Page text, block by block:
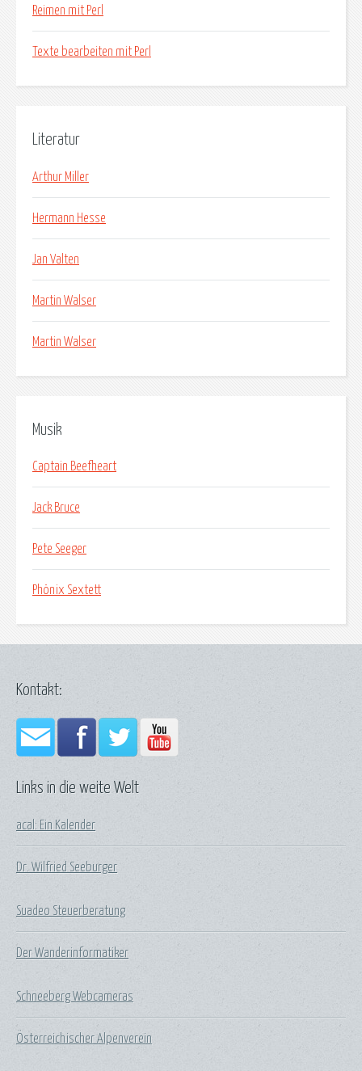
Reimen mit Perl
Texte bearbeiten mit Perl
Literatur
Arthur Miller
Hermann Hesse
Jan Valten
Martin Walser
Martin Walser
Musik
Captain Beefheart
Jack Bruce
Pete Seeger
Phönix Sextett
Links in die weite Welt
acal: Ein Kalender
Dr. Wilfried Seeburger
Suadeo Steuerberatung
Der Wanderinformatiker
Schneeberg Webcameras
Österreichischer Alpenverein
Kontakt: